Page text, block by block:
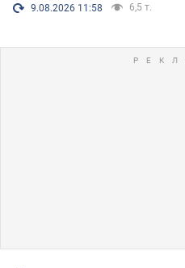
9.08.2026 11:58 6,5 т.